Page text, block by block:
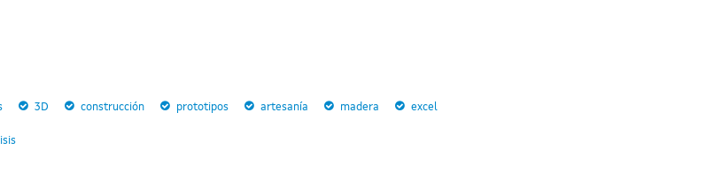
3D construcción prototipos artesanía madera excel